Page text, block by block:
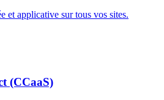
et applicative sur tous vos sites.
(CCaaS)